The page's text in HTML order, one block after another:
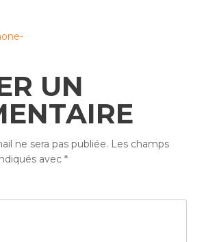
UN
ne sera pas publiée. Les champs
avec *